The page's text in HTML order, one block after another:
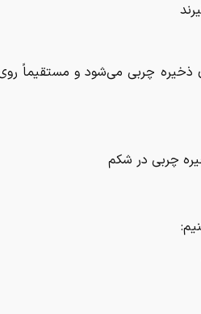
ذخیره چربی می‌شود و مستقیماً
چربی در شکم